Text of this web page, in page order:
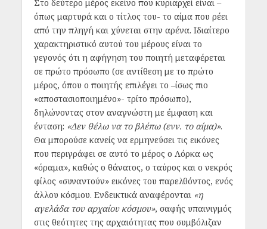
Στο δεύτερο μέρος εκείνο που κυριαρχεί είναι –
όπως μαρτυρά και ο τίτλος του- το αίμα που ρέει
από την πληγή και χύνεται στην αρένα. Ιδιαίτερο
χαρακτηριστικό αυτού του μέρους είναι το
γεγονός ότι η αφήγηση του ποιητή μεταφέρεται
σε πρώτο πρόσωπο (σε αντίθεση με το πρώτο
μέρος, όπου ο ποιητής επιλέγει το –ίσως πιο
«αποστασιοποιημένο»- τρίτο πρόσωπο),
δηλώνοντας στον αναγνώστη με έμφαση και
ένταση: «Δεν θέλω να το βλέπω (ενν. το αίμα)».
Θα μπορούσε κανείς να ερμηνεύσει τις εικόνες
που περιγράφει σε αυτό το μέρος ο Λόρκα ως
«όραμα», καθώς ο θάνατος, ο ταύρος και ο νεκρός
φίλος «συναντούν» εικόνες του παρελθόντος, ενός
άλλου κόσμου. Ενδεικτικά αναφέρονται «η
αγελάδα του αρχαίου κόσμου», σαφής υπαινιγμός
στις θεότητες της αρχαιότητας που συμβόλιζαν